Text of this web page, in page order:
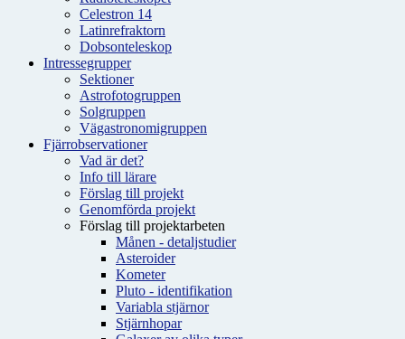
Celestron 14
Latinrefraktorn
Dobsonteleskop
Intressegrupper
Sektioner
Astrofotogruppen
Solgruppen
Vägastronomigruppen
Fjärrobservationer
Vad är det?
Info till lärare
Förslag till projekt
Genomförda projekt
Förslag till projektarbeten
Månen - detaljstudier
Asteroider
Kometer
Pluto - identifikation
Variabla stjärnor
Stjärnhopar